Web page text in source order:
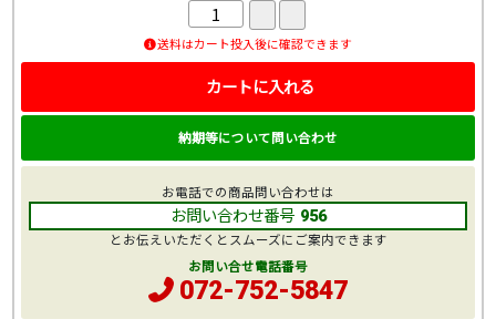
送料はカート投入後に確認できます
カートに入れる
納期等について問い合わせ
お電話での商品問い合わせは
お問い合わせ番号 956
とお伝えいただくとスムーズにご案内できます
お問い合せ電話番号
072-752-5847